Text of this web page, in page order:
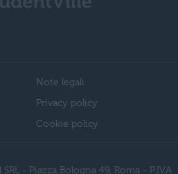
Note legali
Privacy policy
Cookie policy
- Piazza Bologna 49, Roma - P.IVA